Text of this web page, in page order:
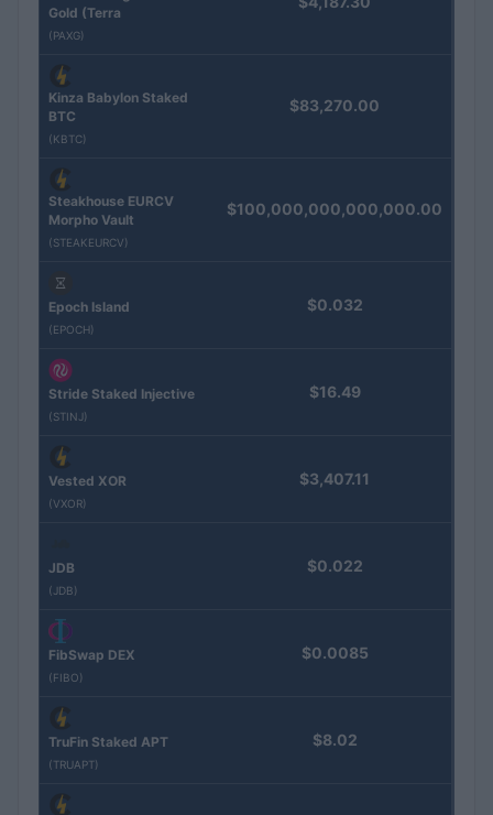
Gold (Terra
(PAXG)
Kinza Babylon Staked
BTC
(KBTC)
$83,270.00
Steakhouse EURCV
Morpho Vault
(STEAKEURCV)
$100,000,000,000,000.00
Epoch Island
(EPOCH)
$0.032
Stride Staked Injective
(STINJ)
$16.49
Vested XOR
(VXOR)
$3,407.11
JDB
(JDB)
$0.022
FibSwap DEX
(FIBO)
$0.0085
TruFin Staked APT
(TRUAPT)
$8.02